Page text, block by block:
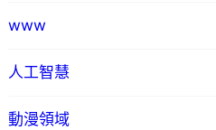
www
人工智慧
動漫領域